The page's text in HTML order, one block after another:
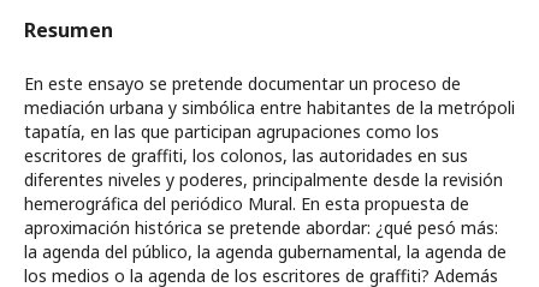
Resumen
En este ensayo se pretende documentar un proceso de
mediación urbana y simbólica entre habitantes de la metrópoli
tapatía, en las que participan agrupaciones como los
escritores de graffiti, los colonos, las autoridades en sus
diferentes niveles y poderes, principalmente desde la revisión
hemerográfica del periódico Mural. En esta propuesta de
aproximación histórica se pretende abordar: ¿qué pesó más:
la agenda del público, la agenda gubernamental, la agenda de
los medios o la agenda de los escritores de graffiti? Además